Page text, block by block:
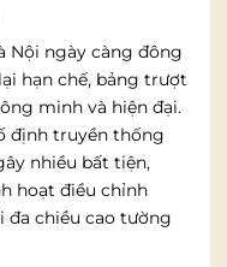
Nội ngày càng đông
hạn chế, bảng trượt
minh và hiện đại.
định truyền thống
nhiều bất tiện,
hoạt điều chỉnh
đa chiều cao tường